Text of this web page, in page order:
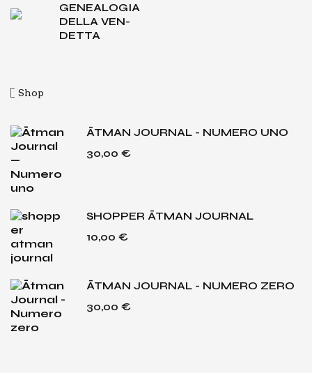
GENEA­LO­GIA
DEL­LA VEN­
DET­TA
Shop
ĀTMAN JOURNAL - NUMERO UNO
30,00 €
SHOPPER ĀTMAN JOURNAL
10,00 €
ĀTMAN JOURNAL - NUMERO ZERO
30,00 €